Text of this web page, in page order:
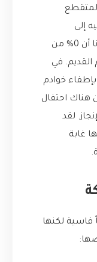
إلى
إحصائيات “الواجهة الخانقة” ووجدنا أن 0% من
في
خوادم
هناك احتفال
لقد
غابة
قاسية لكنها